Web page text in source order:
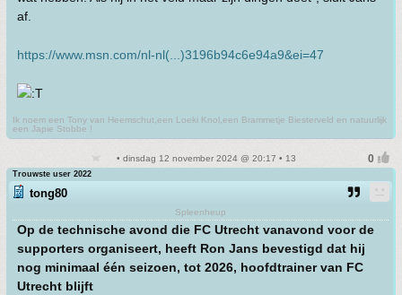
af.
https://www.msn.com/nl-nl(...)3196b94c6e94a9&ei=47
Ik noem een Tony van Heemschut,een Loeki Knol,een Brammetje Biesterveld en natuurlijk
een Japie Stobbe !
• dinsdag 12 november 2024 @ 20:17 • 13
Trouwste user 2022
tong80
Spleenheup
Op de technische avond die FC Utrecht vanavond voor de
supporters organiseert, heeft Ron Jans bevestigd dat hij
nog minimaal één seizoen, tot 2026, hoofdtrainer van FC
Utrecht blijft